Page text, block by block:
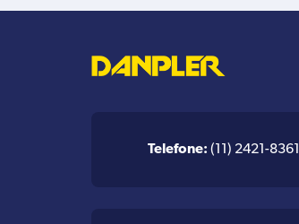
Telefone: (11) 2421-8361